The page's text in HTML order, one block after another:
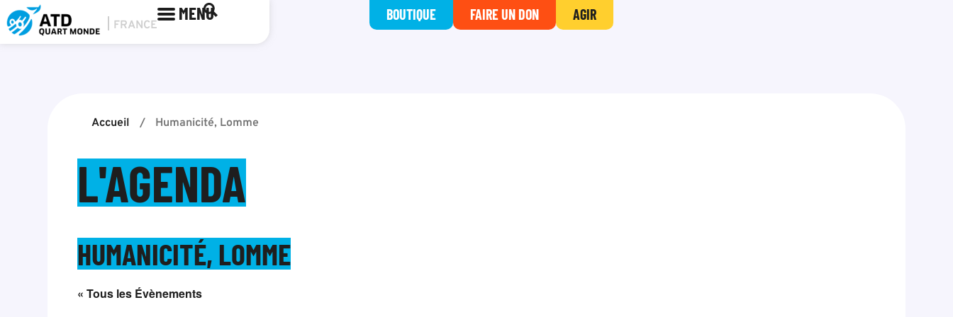
MENU BOUTIQUE FAIRE UN DON AGIR
Accueil / Humanicité, Lomme
L'AGENDA
HUMANICITÉ, LOMME
« Tous les Évènements